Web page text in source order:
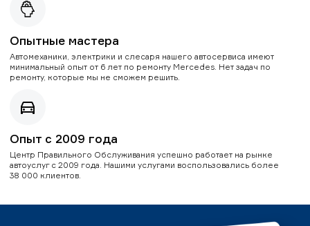
Опытные мастера
Автомеханики, электрики и слесаря нашего автосервиса имеют
минимальный опыт от 6 лет по ремонту Mercedes. Нет задач по
ремонту, которые мы не сможем решить.
Опыт с 2009 года
Центр Правильного Обслуживания успешно работает на рынке
автоуслуг с 2009 года. Нашими услугами воспользовались более
38 000 клиентов.